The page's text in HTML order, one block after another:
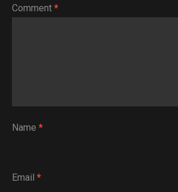
Comment *
Name *
Email *